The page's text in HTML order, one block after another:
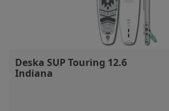
Deska SUP Touring 12.6
Indiana